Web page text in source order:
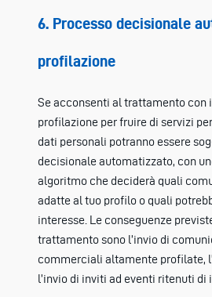
6. Processo decisionale
profilazione
Se acconsenti al trattamento con
profilazione per fruire di servizi
dati personali potranno essere
decisionale automatizzato, con
algoritmo che deciderà quali
adatte al tuo profilo o quali
interesse. Le conseguenze
trattamento sono l’invio di
commerciali altamente profilate,
l’invio di inviti ad eventi ritenuti di